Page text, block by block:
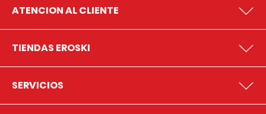
ATENCION AL CLIENTE
TIENDAS EROSKI
SERVICIOS